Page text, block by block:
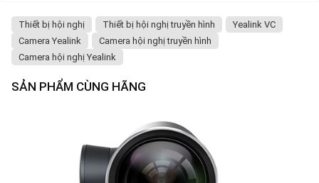
Thiết bị hội nghị Thiết bị hội nghị truyền hình
Yealink VC
Camera Yealink
Camera hội nghị truyền hình
Camera hội nghị Yealink
SẢN PHẨM CÙNG HÃNG